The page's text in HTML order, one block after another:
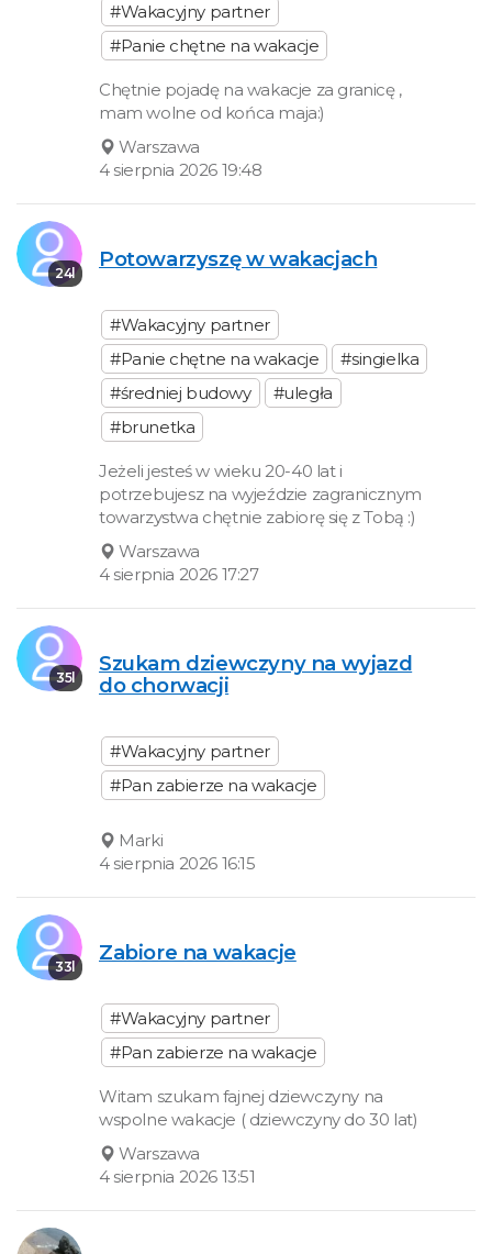
#Wakacyjny partner
#Panie chętne na wakacje
Chętnie pojadę na wakacje za granicę ,
mam wolne od końca maja:)
Warszawa
4 sierpnia 2026 19:48
24l
Potowarzyszę w wakacjach
#Wakacyjny partner
#Panie chętne na wakacje
#singielka
#średniej budowy
#uległa
#brunetka
Jeżeli jesteś w wieku 20-40 lat i
potrzebujesz na wyjeździe zagranicznym
towarzystwa chętnie zabiorę się z Tobą :)
Warszawa
4 sierpnia 2026 17:27
35l
Szukam dziewczyny na wyjazd
do chorwacji
#Wakacyjny partner
#Pan zabierze na wakacje
Marki
4 sierpnia 2026 16:15
33l
Zabiore na wakacje
#Wakacyjny partner
#Pan zabierze na wakacje
Witam szukam fajnej dziewczyny na
wspolne wakacje ( dziewczyny do 30 lat)
Warszawa
4 sierpnia 2026 13:51